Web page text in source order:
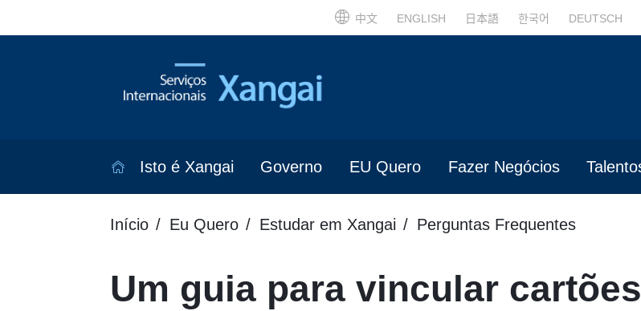
中文 ENGLISH 日本語 한국어 DEUTSCH
Isto é Xangai Governo EU Quero Fazer Negócios
Início Eu Quero Estudar em Xangai Perguntas Frequentes
Um guia para vincular cartões